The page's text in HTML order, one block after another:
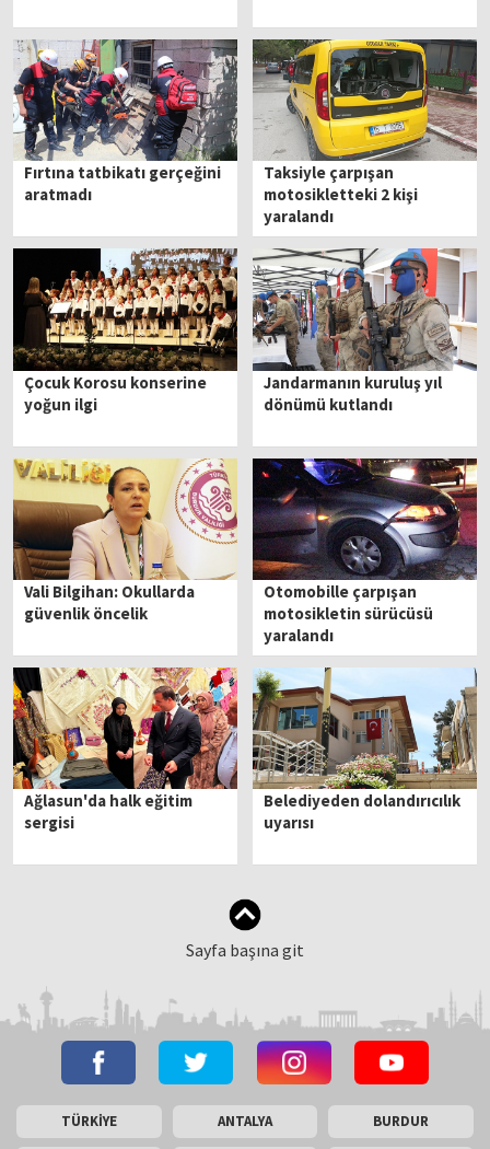
Fırtına tatbikatı gerçeğini
aratmadı
Taksiyle çarpışan
motosikletteki 2 kişi
yaralandı
Çocuk Korosu konserine
yoğun ilgi
Jandarmanın kuruluş yıl
dönümü kutlandı
Vali Bilgihan: Okullarda
güvenlik öncelik
Otomobille çarpışan
motosikletin sürücüsü
yaralandı
Ağlasun'da halk eğitim
sergisi
Belediyeden dolandırıcılık
uyarısı
Sayfa başına git
TÜRKİYE ANTALYA BURDUR